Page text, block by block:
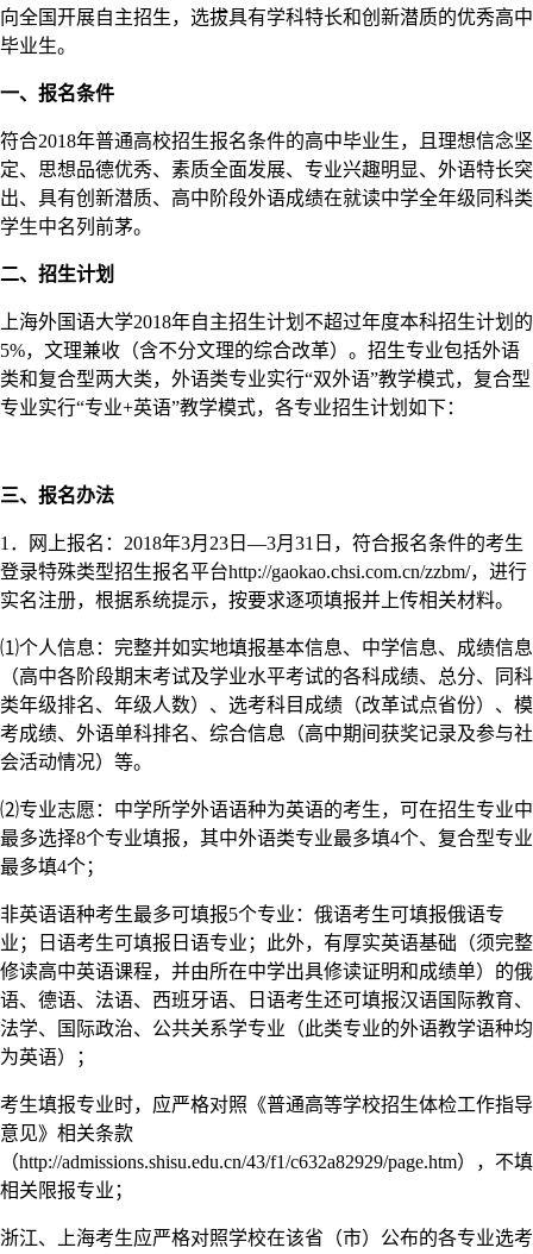
向全国开展自主招生，选拔具有学科特长和创新潜质的优秀高中
毕业生。
一、报名条件
符合2018年普通高校招生报名条件的高中毕业生，且理想信念坚
定、思想品德优秀、素质全面发展、专业兴趣明显、外语特长突
出、具有创新潜质、高中阶段外语成绩在就读中学全年级同科类
学生中名列前茅。
二、招生计划
上海外国语大学2018年自主招生计划不超过年度本科招生计划的
5%，文理兼收（含不分文理的综合改革）。招生专业包括外语
类和复合型两大类，外语类专业实行“双外语”教学模式，复合型
专业实行“专业+英语”教学模式，各专业招生计划如下：
三、报名办法
1．网上报名：2018年3月23日—3月31日，符合报名条件的考生
登录特殊类型招生报名平台http://gaokao.chsi.com.cn/zzbm/，进行
实名注册，根据系统提示，按要求逐项填报并上传相关材料。
⑴个人信息：完整并如实地填报基本信息、中学信息、成绩信息
（高中各阶段期末考试及学业水平考试的各科成绩、总分、同科
类年级排名、年级人数）、选考科目成绩（改革试点省份）、模
考成绩、外语单科排名、综合信息（高中期间获奖记录及参与社
会活动情况）等。
⑵专业志愿：中学所学外语语种为英语的考生，可在招生专业中
最多选择8个专业填报，其中外语类专业最多填4个、复合型专业
最多填4个；
非英语语种考生最多可填报5个专业：俄语考生可填报俄语专
业；日语考生可填报日语专业；此外，有厚实英语基础（须完整
修读高中英语课程，并由所在中学出具修读证明和成绩单）的俄
语、德语、法语、西班牙语、日语考生还可填报汉语国际教育、
法学、国际政治、公共关系学专业（此类专业的外语教学语种均
为英语）；
考生填报专业时，应严格对照《普通高等学校招生体检工作指导
意见》相关条款
（http://admissions.shisu.edu.cn/43/f1/c632a82929/page.htm），不填
相关限报专业；
浙江、上海考生应严格对照学校在该省（市）公布的各专业选考